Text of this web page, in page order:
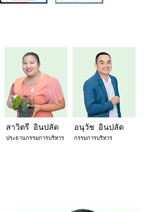
สาวิตรี อินปลัด
ประธานกรรมการบริหาร
อนุวัช อินปลัด
กรรมการบริหาร